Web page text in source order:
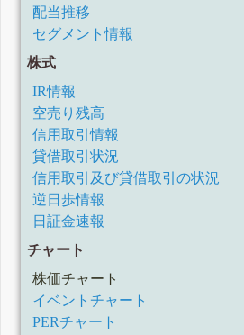
配当推移
セグメント情報
株式
IR情報
空売り残高
信用取引情報
貸借取引状況
信用取引及び貸借取引の状況
逆日歩情報
日証金速報
チャート
株価チャート
イベントチャート
PERチャート